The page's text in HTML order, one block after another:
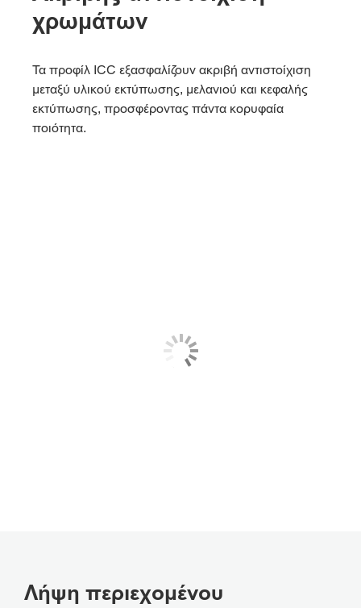
χρωμάτων
Τα προφίλ ICC εξασφαλίζουν ακριβή αντιστοίχιση
μεταξύ υλικού εκτύπωσης, μελανιού και κεφαλής
εκτύπωσης, προσφέροντας πάντα κορυφαία
ποιότητα.
Λήψη περιεχομένου